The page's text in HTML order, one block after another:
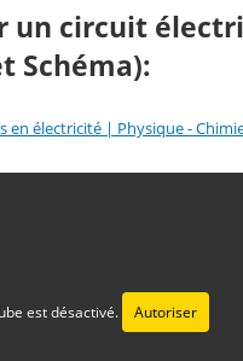
un circuit
Schéma):
en électricité | Physique -
est désactivé. Autoriser